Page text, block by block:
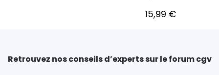
15,99 €
Retrouvez nos conseils d’experts sur le forum cgv